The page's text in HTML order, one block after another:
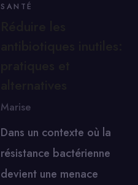
SANTÉ
Marise
Dans un contexte où la
résistance bactérienne
devient une menace